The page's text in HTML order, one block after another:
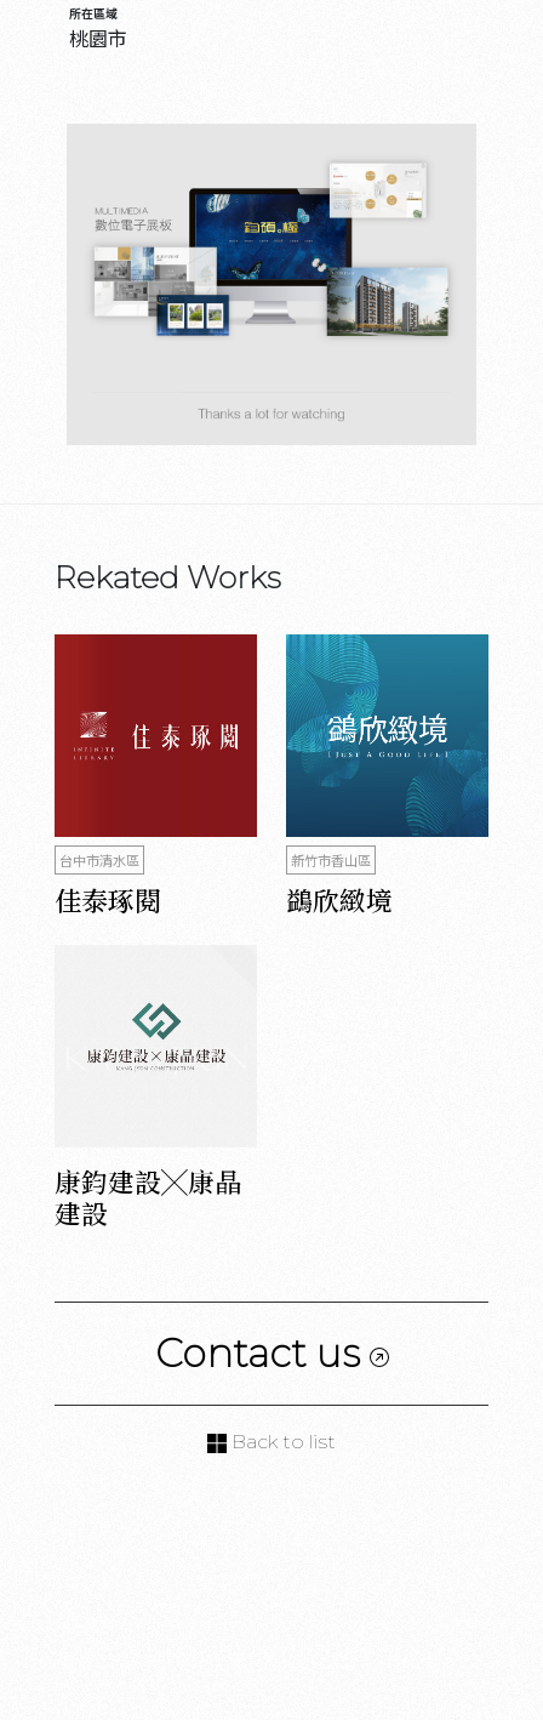
所在區域
桃園市
Rekated Works
台中市清水區
佳泰琢閱
新竹市香山區
鷁欣緻境
康鈞建設╳康晶
建設
Contact us
Back to list